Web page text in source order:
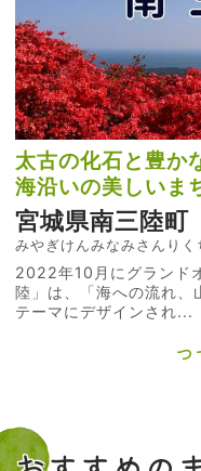
太古の化石と豊か
海沿いの美しいま
宮城県南三陸町
みやぎけんみなみさんりく
2022年10月にグランド
陸」は、「海への流れ、
テーマにデザインされ...
つ